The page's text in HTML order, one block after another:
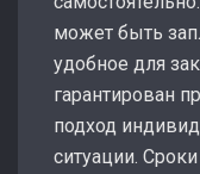
может быть
удобное для
гарантирован
подход
ситуации.